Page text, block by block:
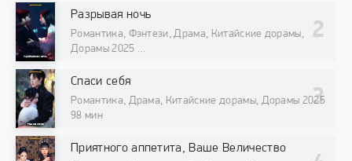
Разрывая ночь
Романтика, Фэнтези, Драма, Китайские дорамы,
Дорамы 2025
Спаси себя
Романтика, Драма, Китайские дорамы, Дорамы 2025
98 мин
Приятного аппетита, Ваше Величество